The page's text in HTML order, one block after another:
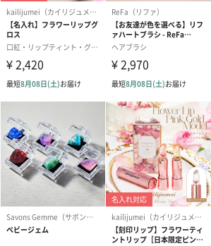
に必ず振ってください、【ミスト化粧水】
。
なることがあります。
た場合、1日2回の使用で約１ヶ月程度、
月程度が目安です。
浴室に置いても問題ないですが、
高温になるため必ず浴室から出してくだ